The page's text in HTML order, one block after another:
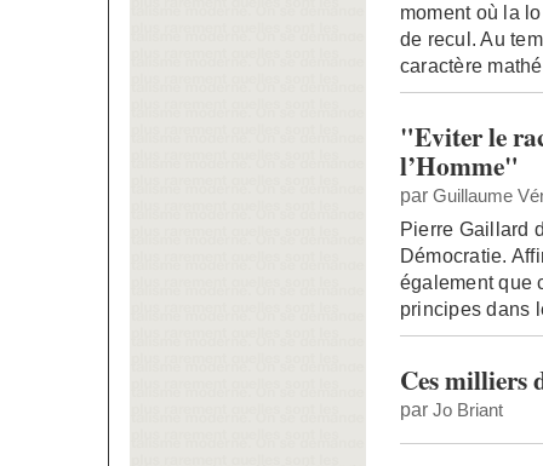
moment où la
de recul. Au
caractère
"Eviter le
l’Homme"
par Guillaume
Pierre Gaillard
Démocratie.
également que
principes dans
Ces milliers
par Jo Briant